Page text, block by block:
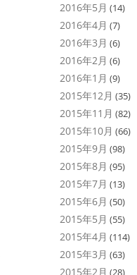
2016年5月 (14)
2016年4月 (7)
2016年3月 (6)
2016年2月 (6)
2016年1月 (9)
2015年12月 (35)
2015年11月 (82)
2015年10月 (66)
2015年9月 (98)
2015年8月 (95)
2015年7月 (13)
2015年6月 (50)
2015年5月 (55)
2015年4月 (114)
2015年3月 (63)
2015年2月 (28)